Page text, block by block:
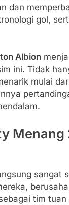
dan
gol,
Albion
ini. Tidak
mulai
Menang
sangat
tim